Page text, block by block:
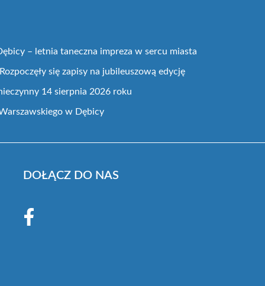
– letnia taneczna impreza w sercu miasta
się zapisy na jubileuszową edycję
14 sierpnia 2026 roku
w Dębicy
DOŁĄCZ DO NAS